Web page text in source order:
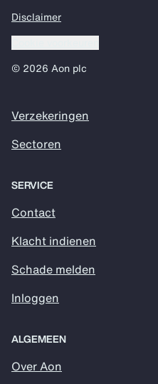
Disclaimer
© 2026 Aon plc
Verzekeringen
Sectoren
SERVICE
Contact
Klacht indienen
Schade melden
Inloggen
ALGEMEEN
Over Aon